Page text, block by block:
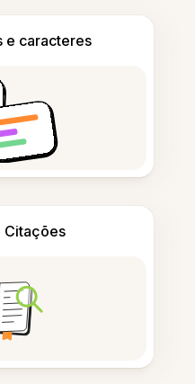
e caracteres
Citações